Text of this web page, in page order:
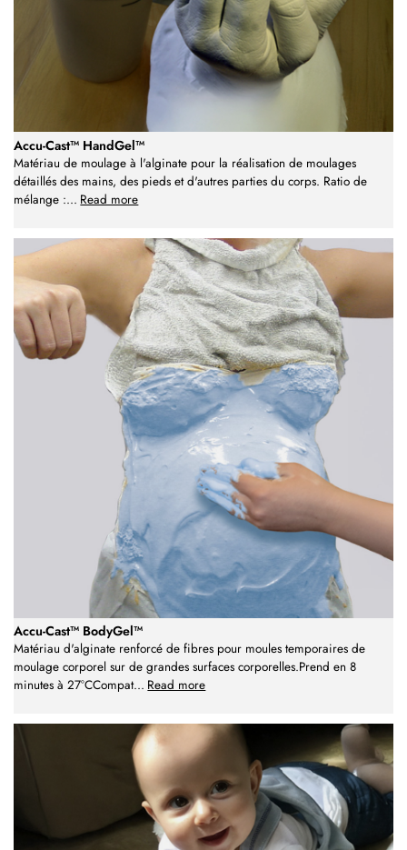
Accu-Cast™ HandGel™
Matériau de moulage à l'alginate pour la réalisation de moulages
détaillés des mains, des pieds et d'autres parties du corps. Ratio de
mélange :... Read more
Accu-Cast™ BodyGel™
Matériau d'alginate renforcé de fibres pour moules temporaires de
moulage corporel sur de grandes surfaces corporelles.Prend en 8
minutes à 27°CCompat... Read more